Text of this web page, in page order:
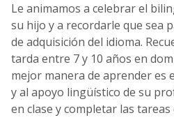
Le animamos a celebrar el
su hijo y a recordarle que sea
de adquisición del idioma.
tarda entre 7 y 10 años en
mejor manera de aprender es
y al apoyo lingüístico de su
en clase y completar las tareas